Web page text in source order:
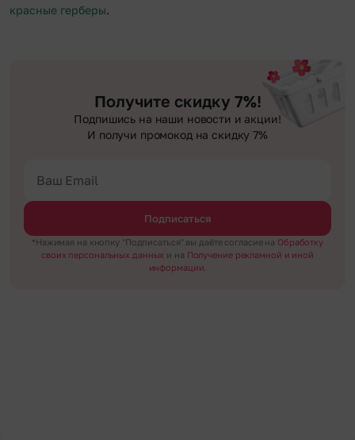
красные герберы.
Получите скидку 7%!
Подпишись на наши новости и акции!
И получи промокод на скидку 7%
Подписаться
*Нажимая на кнопку "Подписаться" вы даёте согласие на Обработку
своих персональных данных и на Получение рекламной и иной
информации.